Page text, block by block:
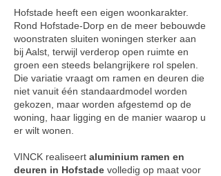
Hofstade heeft een eigen woonkarakter.
Rond Hofstade-Dorp en de meer bebouwde
woonstraten sluiten woningen sterker aan
bij Aalst, terwijl verderop open ruimte en
groen een steeds belangrijkere rol spelen.
Die variatie vraagt om ramen en deuren die
niet vanuit één standaardmodel worden
gekozen, maar worden afgestemd op de
woning, haar ligging en de manier waarop u
er wilt wonen.
VINCK realiseert aluminium ramen en
deuren in Hofstade volledig op maat voor